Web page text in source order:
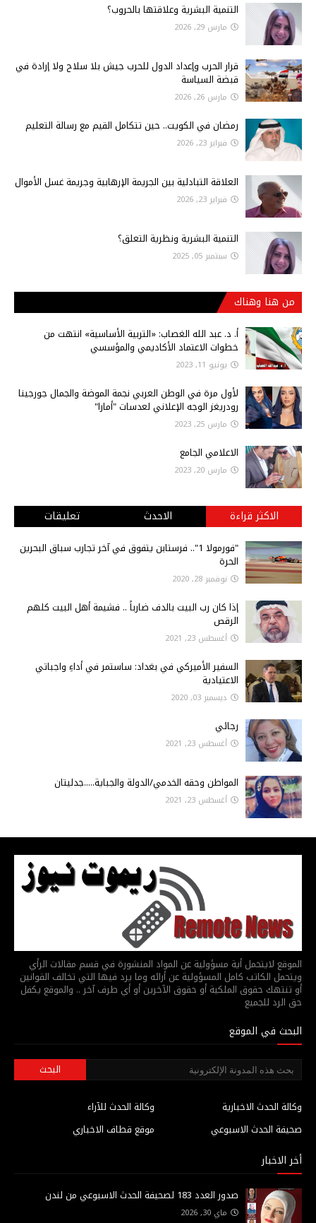
التنمية البشرية وعلاقتها بالحروب؟
مارس 29, 2026
قرار الحرب وإعداد الدول للحرب جيش بلا سلاح ولا إرادة في
قبضة السياسة
مارس 26, 2026
رمضان في الكويت.. حين تتكامل القيم مع رسالة التعليم
فبراير 23, 2026
العلاقة التبادلية بين الجريمة الإرهابية وجريمة غسل الأموال
فبراير 23, 2026
التنمية البشرية ونظرية التعلق؟
سبتمبر 05, 2025
من هنا وهناك
أ‌. د. عبد الله الغصاب: «التربية الأساسية» انتهت من
خطوات الاعتماد الأكاديمي والمؤسسي
يونيو 11, 2023
لأول مرة في الوطن العربي نجمة الموضة والجمال جورجينا
رودريغز الوجه الإعلاني لعدسات "أمارا"
مارس 25, 2023
الاعلامي الجامع
مارس 20, 2023
الاكثر قراءة الاحدث تعليقات
"فورمولا 1".. فرستابن يتفوق في آخر تجارب سباق البحرين
الحرة
نوفمبر 28, 2020
إذا كان رب البيت بالدف ضارباً .. فشيمة أهل البيت كلهم
الرقص
أغسطس 23, 2021
السفير الأميركي في بغداد: ساستمر في أداءِ واجباتي
الاعتيادية
ديسمبر 03, 2020
رجائي
أغسطس 23, 2021
المواطن وحقه الخدمي/الدولة والجباية.....جدليتان
أغسطس 23, 2021
الموقع لايتحمل أية مسؤولية عن المواد المنشورة في قسم مقالات الرأي
ويتحمل الكاتب كامل المسؤولية عن أرائه وما يرد فيها التي تخالف القوانين
أو تنتهك حقوق الملكية أو حقوق الآخرين أو أي طرف آخر .. والموقع يكفل
حق الرد للجميع
البحث في الموقع
وكالة الحدث للآراء
وكالة الحدث الاخبارية
موقع قطاف الاخباري
صحيفة الحدث الاسبوعي
أخر الاخبار
صدور العدد 183 لصحيفة الحدث الاسبوعي من لندن
ماي 30, 2026